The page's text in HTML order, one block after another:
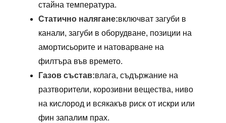
стайна температура.
Статично налягане:включват загуби в
канали, загуби в оборудване, позиции на
амортисьорите и натоварване на
филтъра във времето.
Газов състав:влага, съдържание на
разтворители, корозивни вещества, ниво
на кислород и всякакъв риск от искри или
фин запалим прах.